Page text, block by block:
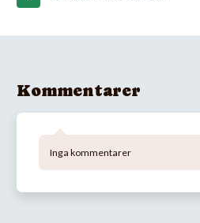
Kommentarer
Inga kommentarer